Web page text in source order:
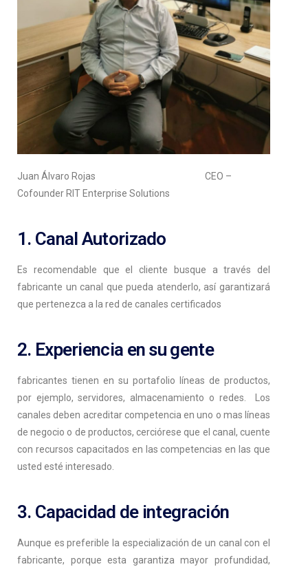
Juan Álvaro Rojas CEO –
Cofounder RIT Enterprise Solutions
1. Canal Autorizado
Es recomendable que el cliente busque a través del
fabricante un canal que pueda atenderlo, así garantizará
que pertenezca a la red de canales certificados
2. Experiencia en su gente
fabricantes tienen en su portafolio líneas de productos,
por ejemplo, servidores, almacenamiento o redes. Los
canales deben acreditar competencia en uno o mas líneas
de negocio o de productos, cerciórese que el canal, cuente
con recursos capacitados en las competencias en las que
usted esté interesado.
3. Capacidad de integración
Aunque es preferible la especialización de un canal con el
fabricante, porque esta garantiza mayor profundidad,